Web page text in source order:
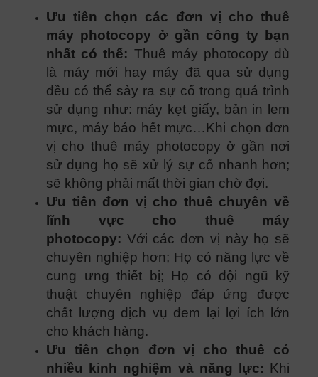
Ưu tiên chọn các đơn vị cho thuê
máy photocopy ở gần công ty bạn
nhất có thế: Thuê máy photocopy dù
là máy mới hay máy đã qua sử dụng
đều có thể sảy ra sự cố trong quá trình
sử dụng như: máy kẹt giấy, bản in lem
mực, máy báo hết mực…Khi chọn đơn
vị cho thuê máy photocopy ở gần nơi
sử dụng họ sẽ xử lý sự cố nhanh hơn;
sẽ không phải mất thời gian chờ đợi.
Ưu tiên đơn vị cho thuê chuyên về
lĩnh vực cho thuê máy
photocopy: Với các đơn vị này họ sẽ
chuyên nghiệp hơn; Họ có năng lực về
cung ưng thiết bị; Họ có đội ngũ kỹ
thuật chuyên nghiệp đáp ứng được
chất lượng dịch vụ đem lại lợi ích lớn
cho khách hàng.
Ưu tiên chọn đơn vị cho thuê có
nhiều kinh nghiệm và năng lực: Khi